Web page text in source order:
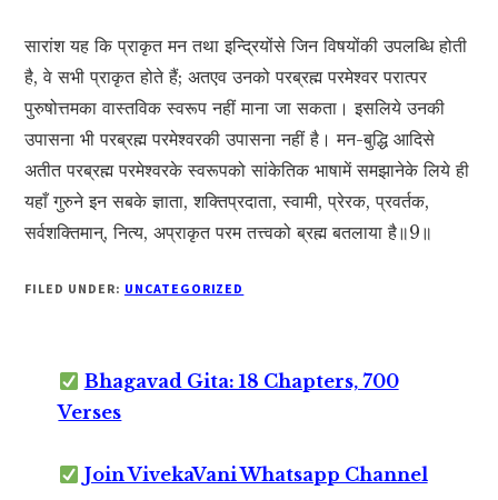
सारांश यह कि प्राकृत मन तथा इन्द्रियोंसे जिन विषयोंकी उपलब्धि होती
है, वे सभी प्राकृत होते हैं; अतएव उनको परब्रह्म परमेश्वर परात्पर
पुरुषोत्तमका वास्तविक स्वरूप नहीं माना जा सकता। इसलिये उनकी
उपासना भी परब्रह्म परमेश्वरकी उपासना नहीं है। मन-बुद्धि आदिसे
अतीत परब्रह्म परमेश्वरके स्वरूपको सांकेतिक भाषामें समझानेके लिये ही
यहाँ गुरुने इन सबके ज्ञाता, शक्तिप्रदाता, स्वामी, प्रेरक, प्रवर्तक,
सर्वशक्तिमान्, नित्य, अप्राकृत परम तत्त्वको ब्रह्म बतलाया है॥9॥
FILED UNDER: UNCATEGORIZED
Bhagavad Gita: 18 Chapters, 700
Verses
Join VivekaVani Whatsapp Channel